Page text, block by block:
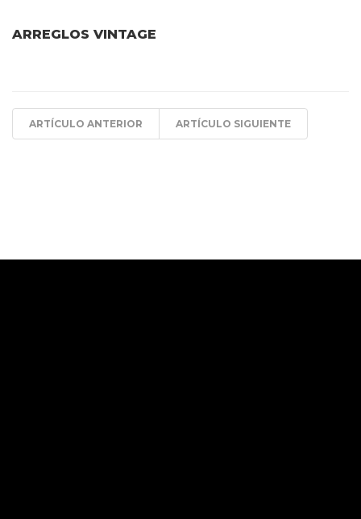
ARREGLOS VINTAGE
ARTÍCULO ANTERIOR ARTÍCULO SIGUIENTE